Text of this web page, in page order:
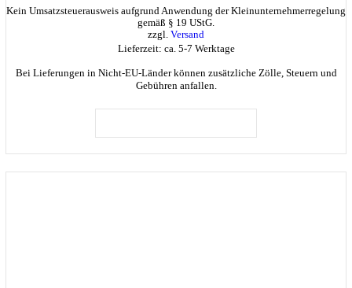
Kein Umsatzsteuerausweis aufgrund Anwendung der Kleinunternehmerregelung
gemäß § 19 UStG.
zzgl. Versand
Lieferzeit: ca. 5-7 Werktage
Bei Lieferungen in Nicht-EU-Länder können zusätzliche Zölle, Steuern und
Gebühren anfallen.
Dieses
weist
mehrere